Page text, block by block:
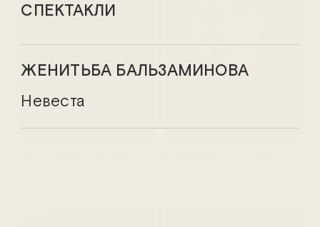
СПЕКТАКЛИ
ЖЕНИТЬБА БАЛЬЗАМИНОВА
Невеста